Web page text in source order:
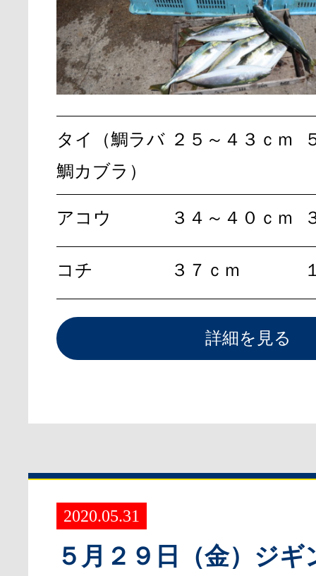
タイ（鯛ラバ
鯛カブラ）
２５～４３ｃｍ
アコウ ３４～４０ｃｍ
コチ ３７ｃｍ
詳細を見る
2020.05.31
５月２９日（金）ジギ